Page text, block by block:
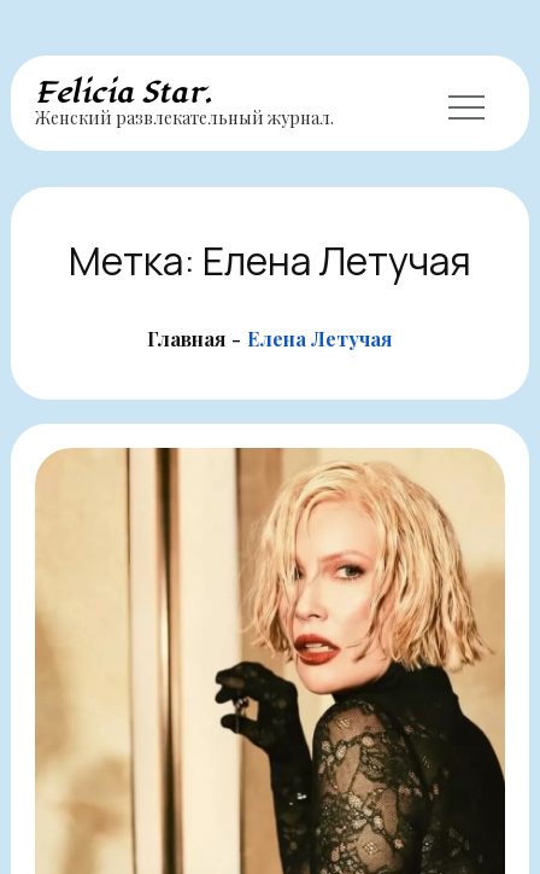
Перейти
содержимому
Felicia Star.
Женский развлекательный журнал.
Метка: Елена Летучая
Главная Елена Летучая